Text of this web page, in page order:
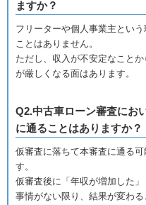
ますか？
フリーターや個人事業主とい
ことはありません。
ただし、収入が不安定なこと
が厳しくなる面はあります。
Q2.中古車ローン審査にお
に通ることはありますか？
仮審査に落ちて本審査に通る
す。
仮審査後に「年収が増加した
事情がない限り、結果が変わる